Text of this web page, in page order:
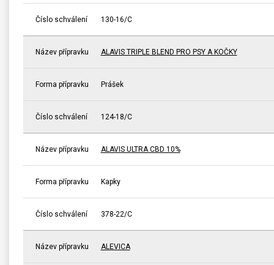
Číslo schválení 130-16/C
Název přípravku ALAVIS TRIPLE BLEND PRO PSY A KOČKY
Forma přípravku Prášek
Číslo schválení 124-18/C
Název přípravku ALAVIS ULTRA CBD 10%
Forma přípravku Kapky
Číslo schválení 378-22/C
Název přípravku ALEVICA